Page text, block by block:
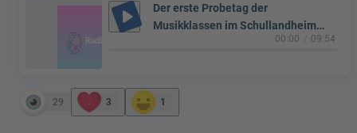
play_arrow
Der erste Probetag der
Musikklassen im Schullandheim
00:00 09:54
29 3 1